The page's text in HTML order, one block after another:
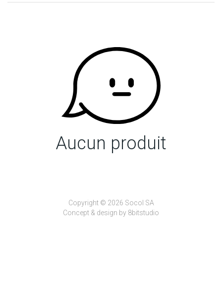
Aucun produit
Copyright © 2026 Socol SA
Concept & design by 8bitstudio